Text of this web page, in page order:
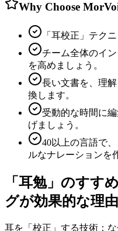
Why Choose
「耳校正」テク
チーム全体のイ
を高めましょう。
長い文書を、理
換します。
受動的な時間に
げましょう。
40以上の言語で
ルなナレーションを
「耳勉」のすす
グが効果的な理由
耳を「校正」する技術：